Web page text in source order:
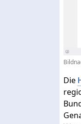
Die